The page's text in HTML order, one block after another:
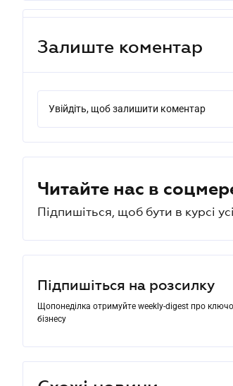
Залиште коментар
Увійдіть, щоб залишити коментар
Читайте нас в
Підпишіться, щоб бути в курсі
Підпишіться на розсилку
Щопонеділка отримуйте weekly-digest про
бізнесу